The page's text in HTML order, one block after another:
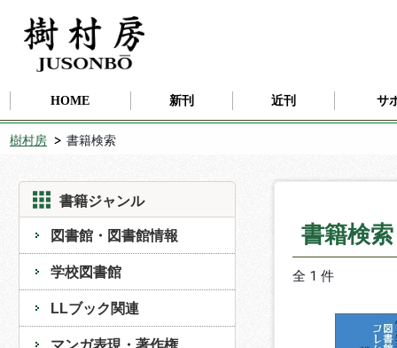
HOME 新刊 近刊 サ
樹村房 書籍検索
書籍ジャンル
図書館・図書館情報
学校図書館
LLブック関連
マンガ表現・著作権
書籍検
全 1 件